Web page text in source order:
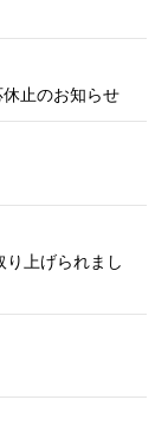
止のお知らせ
り上げられまし